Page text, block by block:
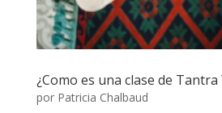
¿Como es una clase de
por Patricia Chalbaud